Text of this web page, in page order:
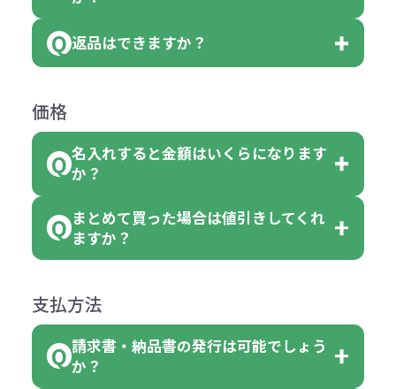
【例】注文可能数が100個の場合
は、100個以上でしたら、何個でも
可能です。
但し、ロゴなど名入れ印刷をされる
費用）
れ等分で100個ずつ入って参ります。
（割り切れない場合は数個単位で前
色指定できる商品に付きましては商
品詳細の購入の所で色が選べるよう
になっております。
す。
い。
例えば…
クエアトート」を300個注文した場
クエアトート」は10個単位でしたら
色を指定出来るので、ピンクを100
個、ブルーを90個、イエローを110
お客様都合でのキャンセルは、制作
がございます。
ご注文の際は、十分にご確認・ご検
返品はできますか？
めご了承ください。
ただし下記の場合は承っております
●初期不良または不良品（破損、故
障）の場合
合
●名入れ、オリジナルの内容が異な
っていた場合
価格
名入れすると金額はいくらになります
か？
名入れありの場合の代金の計算方法
は下記の通りです。
計算例：
＜1色印刷の場合＞
（提供価格（商品代）+名入れ費用
まとめて買った場合は値引きしてくれ
ますか？
商品によりますが、お見積もりさせ
ていただきます。
見積もりサポートから個別でお問い
支払方法
請求書・納品書の発行は可能でしょう
か？